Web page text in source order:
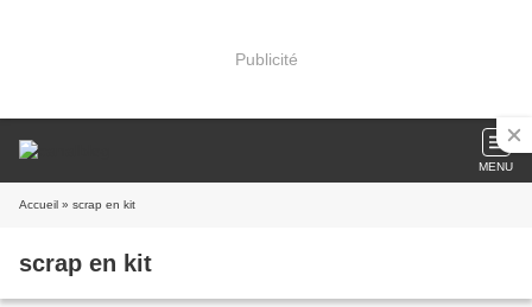
Publicité
MENU
Accueil » scrap en kit
scrap en kit